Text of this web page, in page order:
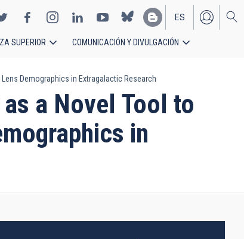
EN
ES
SUPERIOR COMUNICACIÓN Y DIVULGACIÓN
Demographics in Extragalactic Research
a Novel Tool to
in